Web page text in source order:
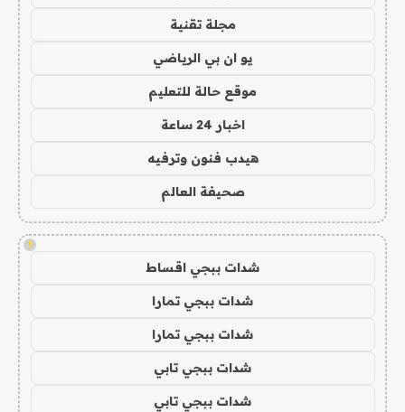
مجلة تقنية
يو ان بي الرياضي
موقع حالة للتعليم
اخبار 24 ساعة
هيدب فنون وترفيه
صحيفة العالم
!
شدات ببجي اقساط
شدات ببجي تمارا
شدات ببجي تمارا
شدات ببجي تابي
شدات ببجي تابي